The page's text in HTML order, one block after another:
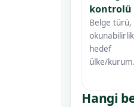
kontrolü
Belge türü,
hedef
ülke/kurum.
Hangi